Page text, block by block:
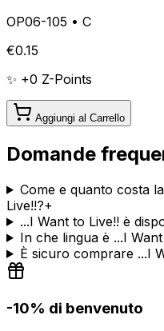
OP06-105 • C
€0.15
✨ +0 Z-Points
Aggiungi al Carrello
Domande
Come e quanto costa
Live!!?+
...I Want to Live!! è
In che lingua è ...I
È sicuro comprare ...I
-10% di benvenuto